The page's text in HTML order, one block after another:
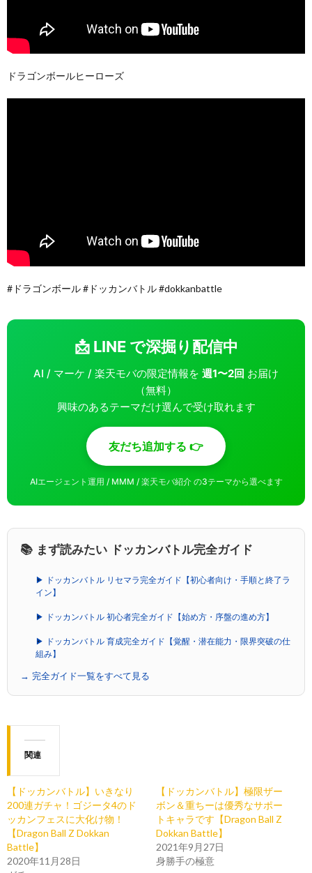
ドラゴンボールヒーローズ
#ドラゴンボール #ドッカンバトル #dokkanbattle
📩 LINE で深掘り配信中
AI / マーケ / 楽天モバの限定情報を 週1〜2回 お届け
（無料）
興味のあるテーマだけ選んで受け取れます
友だち追加する 👉
AIエージェント運用 / MMM / 楽天モバ紹介 の3テーマから選べます
📚 まず読みたい ドッカンバトル完全ガイド
▶ ドッカンバトル リセマラ完全ガイド【初心者向け・手順と終了ラ
イン】
▶ ドッカンバトル 初心者完全ガイド【始め方・序盤の進め方】
▶ ドッカンバトル 育成完全ガイド【覚醒・潜在能力・限界突破の仕
組み】
→ 完全ガイド一覧をすべて見る
関連
【ドッカンバトル】いきなり
200連ガチャ！ゴジータ4のド
ッカンフェスに大化け物！
【Dragon Ball Z Dokkan
Battle】
2020年11月28日
【ドッカンバトル】極限ザー
ボン＆重ちーは優秀なサポー
トキャラです【Dragon Ball Z
Dokkan Battle】
2021年9月27日
身勝手の極意